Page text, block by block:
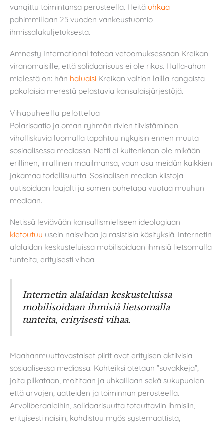
vangittu toimintansa perusteella. Heitä uhkaa
pahimmillaan 25 vuoden vankeustuomio
ihmissalakuljetuksesta.
Amnesty International toteaa vetoomuksessaan Kreikan
viranomaisille, että solidaarisuus ei ole rikos. Halla-ahon
mielestä on: hän haluaisi Kreikan valtion lailla rangaista
pakolaisia merestä pelastavia kansalaisjärjestöjä.
Vihapuheella pelottelua
Polarisaatio ja oman ryhmän rivien tiivistäminen
viholliskuvia luomalla tapahtuu nykyisin ennen muuta
sosiaalisessa mediassa. Netti ei kuitenkaan ole mikään
erillinen, irrallinen maailmansa, vaan osa meidän kaikkien
jakamaa todellisuutta. Sosiaalisen median kiistoja
uutisoidaan laajalti ja somen puhetapa vuotaa muuhun
mediaan.
Netissä leviävään kansallismieliseen ideologiaan
kietoutuu usein naisvihaa ja rasistisia käsityksiä. Internetin
alalaidan keskusteluissa mobilisoidaan ihmisiä lietsomalla
tunteita, erityisesti vihaa.
Internetin alalaidan keskusteluissa
mobilisoidaan ihmisiä lietsomalla
tunteita, erityisesti vihaa.
Maahanmuuttovastaiset piirit ovat erityisen aktiivisia
sosiaalisessa mediassa. Kohteiksi otetaan ”suvakkeja”,
joita pilkataan, moititaan ja uhkaillaan sekä sukupuolen
että arvojen, aatteiden ja toiminnan perusteella.
Arvoliberaaleihin, solidaarisuutta toteuttaviin ihmisiin,
erityisesti naisiin, kohdistuu myös systemaattista,